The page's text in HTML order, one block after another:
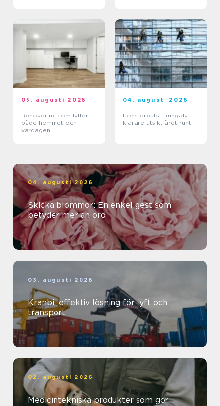
05. augusti 2026
Renovering som lyfter
både hemmet och
vardagen
04. augusti 2026
Fönsterputs i kungälv
klarare utsikt året runt
04. augusti 2026
Skicka blommor: En enkel gest som
betyder mer än ord
03. augusti 2026
Kranbil effektiv lösning för lyft och
transport
02. augusti 2026
Medicintekniska produkter som gör